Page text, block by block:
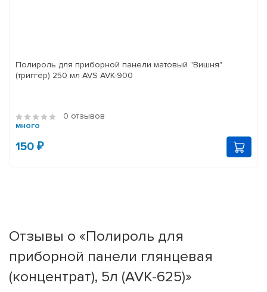
Полироль для приборной панели матовый "Вишня"
(триггер) 250 мл AVS AVK-900
0 отзывов
много
150 ₽
Отзывы о «Полироль для
приборной панели глянцевая
(концентрат), 5л (AVK-625)»